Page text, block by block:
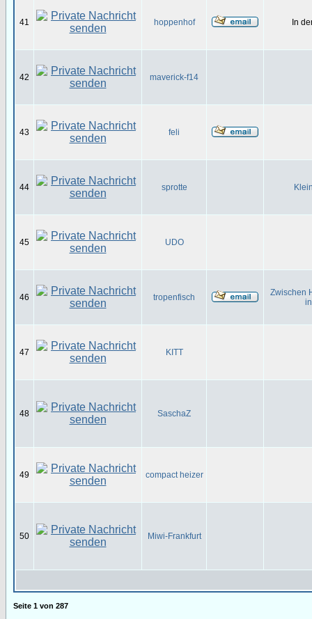
41 hoppenhof In
42 maverick-f14
43 feli
44 sprotte
45 UDO
46 tropenfisch
Zwischen
47 KITT
48 SaschaZ
49 compact heizer
50 Miwi-Frankfurt
Seite 1 von 287